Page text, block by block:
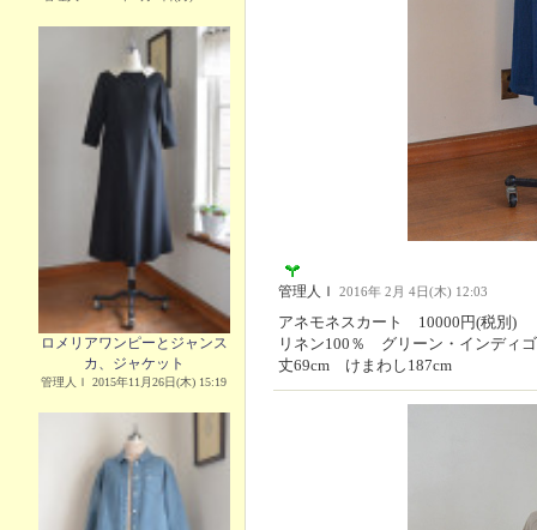
ロメリアワンピーとジャンス
カ、ジャケット
管理人Ｉ 2015年11月26日(木) 15:19
管理人Ｉ 2016年 2月 4日(木) 12:03
アネモネスカート 10000円(税別)
リネン100％ グリーン・インディ
丈69cm けまわし187cm